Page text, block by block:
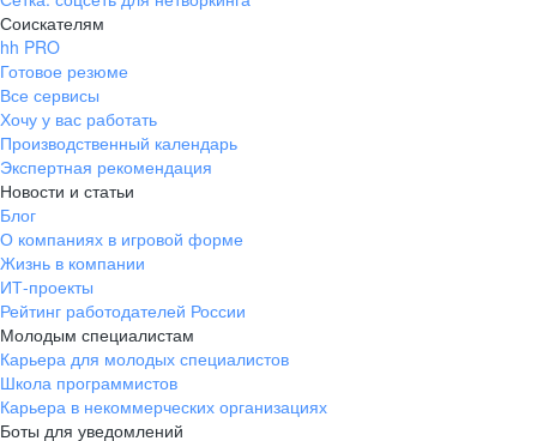
Соискателям
hh PRO
Готовое резюме
Все сервисы
Хочу у вас работать
Производственный календарь
Экспертная рекомендация
Новости и статьи
Блог
О компаниях в игровой форме
Жизнь в компании
ИТ-проекты
Рейтинг работодателей России
Молодым специалистам
Карьера для молодых специалистов
Школа программистов
Карьера в некоммерческих организациях
Боты для уведомлений